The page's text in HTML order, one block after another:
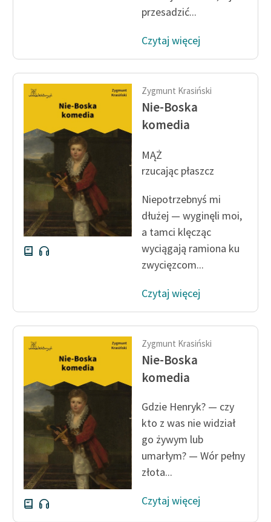
przesadzić...
Czytaj więcej
Zygmunt Krasiński
Nie-Boska
komedia
MĄŻ
rzucając płaszcz
Niepotrzebnyś mi
dłużej — wyginęli moi,
a tamci klęcząc
wyciągają ramiona ku
zwycięzcom...
Czytaj więcej
Zygmunt Krasiński
Nie-Boska
komedia
Gdzie Henryk? — czy
kto z was nie widział
go żywym lub
umarłym? — Wór pełny
złota...
Czytaj więcej